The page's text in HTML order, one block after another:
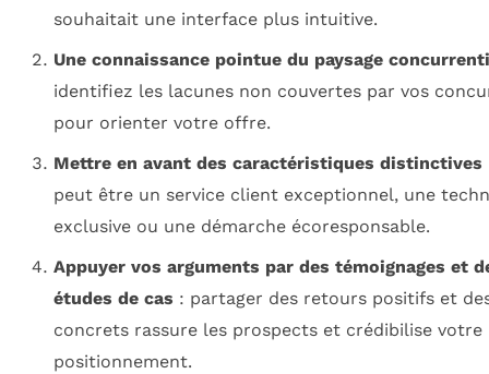
souhaitait une interface plus intuitive.
Une connaissance pointue du paysage
identifiez les lacunes non couvertes par vos
pour orienter votre offre.
Mettre en avant des caractéristiques distinctives
peut être un service client exceptionnel, une
exclusive ou une démarche écoresponsable.
Appuyer vos arguments par des témoignages et
études de cas : partager des retours positifs et
concrets rassure les prospects et crédibilise votre
positionnement.